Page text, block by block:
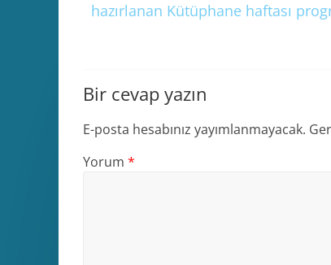
hazırlanan Kütüphane haftası
Bir cevap yazın
E-posta hesabınız yayımlanmayacak.
Yorum *